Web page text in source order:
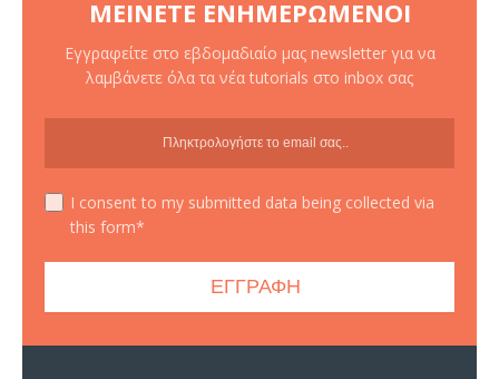
ΜΕΊΝΕΤΕ ΕΝΗΜΕΡΩΜΈΝΟΙ
Εγγραφείτε στο εβδομαδιαίο μας newsletter για να
λαμβάνετε όλα τα νέα tutorials στο inbox σας
I consent to my submitted data being collected via
this form*